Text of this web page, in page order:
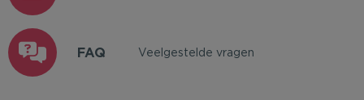
FAQ Veelgestelde vragen